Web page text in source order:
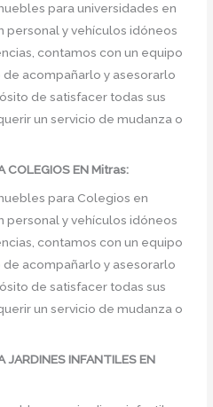
para universidades en
personal y vehículos idóneos
contamos con un equipo
acompañarlo y asesorarlo
de satisfacer todas sus
un servicio de mudanza o
COLEGIOS EN Mitras:
para Colegios en
personal y vehículos idóneos
contamos con un equipo
acompañarlo y asesorarlo
de satisfacer todas sus
un servicio de mudanza o
JARDINES INFANTILES EN